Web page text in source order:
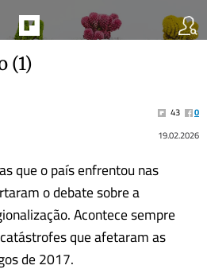
(1)
43
0
19.02.2026
que o país enfrentou nas
o debate sobre a
Acontece sempre
que afetaram as
de 2017.